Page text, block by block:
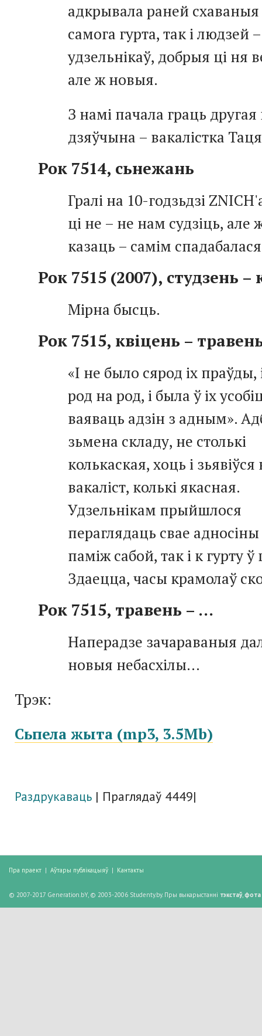
адкрывала раней
самога гурта, так і людзей –
удзельнікаў, добрыя ці ня
але ж новыя.
З намі пачала граць
дзяўчына – вакалістка
Рок 7514, сьнежань
Гралі на 10-годзьдзі
ці не – не нам судзіць, але
казаць – самім
Рок 7515 (2007), студзень –
Мірна бысць.
Рок 7515, квіцень –
«І не было сярод іх праўды,
род на род, і была ў іх
ваяваць адзін з адным».
зьмена складу, не столькі
колькаская, хоць і
вакаліст, колькі якасная.
Удзельнікам прыйшлося
пераглядаць свае
паміж сабой, так і к гурту
Здаецца, часы крамолаў
Рок 7515, травень – ...
Наперадзе зачараваныя
новыя небасхілы...
Трэк:
Сьпела жыта (mp3, 3.5Mb)
Раздрукаваць | Праглядаў 4449|
Пра праект | Аўтары публікацыяў | Кантакты
© 2007-2017 Generation.bY, © 2003-2006 Studenty.by. Пры выкарыстанні тэкстаў, фота